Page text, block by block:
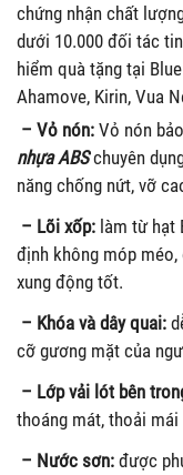
chứng nhận chất
dưới 10.000 đối tác
hiểm quà tặng tại
Ahamove, Kirin, Vua
– Vỏ nón: Vỏ nón
nhựa ABSchuyên
năng chống nứt, vỡ
– Lõi xốp: làm từ hạt
định không móp méo,
xung động tốt.
– Khóa và dây quai:
cỡ gương mặt của
– Lớp vải lót bên
thoáng mát, thoải
– Nước sơn: được